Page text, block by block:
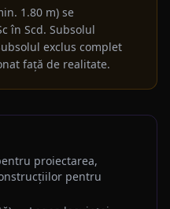
1.80 m) se
în Scd. Subsolul
exclus complet
față de realitate.
proiectarea,
pentru